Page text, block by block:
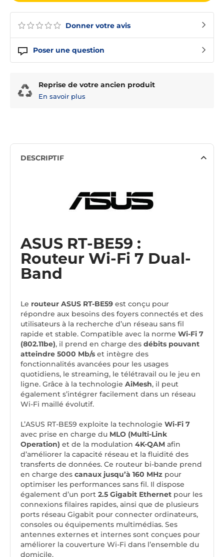
Donner votre avis
Poser une question
Reprise de votre ancien produit
En savoir plus
DESCRIPTIF
ASUS RT-BE59 :
Routeur Wi-Fi 7 Dual-
Band
Le routeur ASUS RT-BE59 est conçu pour
répondre aux besoins des foyers connectés et des
utilisateurs à la recherche d’un réseau sans fil
rapide et stable. Compatible avec la norme Wi-Fi 7
(802.11be), il prend en charge des débits pouvant
atteindre 5000 Mb/s et intègre des
fonctionnalités avancées pour les usages
quotidiens, le streaming, le télétravail ou le jeu en
ligne. Grâce à la technologie AiMesh, il peut
également s’intégrer facilement dans un réseau
Wi-Fi maillé évolutif.
L’ASUS RT-BE59 exploite la technologie Wi-Fi 7
avec prise en charge du MLO (Multi-Link
Operation) et de la modulation 4K-QAM afin
d’améliorer la capacité réseau et la fluidité des
transferts de données. Ce routeur bi-bande prend
en charge des canaux jusqu’à 160 MHz pour
optimiser les performances sans fil. Il dispose
également d’un port 2.5 Gigabit Ethernet pour les
connexions filaires rapides, ainsi que de plusieurs
ports réseau Gigabit pour connecter ordinateurs,
consoles ou équipements multimédias. Ses
antennes externes et internes sont conçues pour
améliorer la couverture Wi-Fi dans l’ensemble du
domicile.